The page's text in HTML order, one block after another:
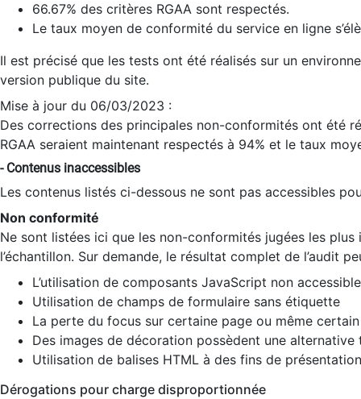
66.67% des critères RGAA sont respectés.
Le taux moyen de conformité du service en ligne
Il est précisé que les tests ont été réalisés sur un
version publique du site.
Mise à jour du 06/03/2023 :
Des corrections des principales non-conformités ont été
RGAA seraient maintenant respectés à 94% et le taux
- Contenus inaccessibles
Les contenus listés ci-dessous ne sont pas accessibles
Non conformité
Ne sont listées ici que les non-conformités jugées les
l’échantillon. Sur demande, le résultat complet de l’audit
L’utilisation de composants JavaScript non
Utilisation de champs de formulaire sans étiquette
La perte du focus sur certaine page ou même
Des images de décoration possèdent une alternative
Utilisation de balises HTML à des fins de
Dérogations pour charge disproportionnée